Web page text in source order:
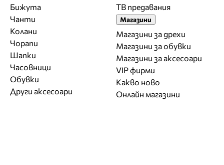
Бижута
Чанти
Колани
Чорапи
Шапки
Часовници
Обувки
Други аксесоари
ТВ предавания
Магазини
Магазини за дрехи
Магазини за обувки
Магазини за aксесоари
VIP фирми
Какво ново
Онлайн магазини